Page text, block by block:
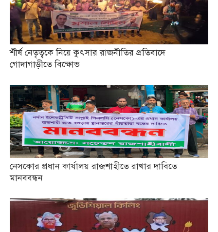
শীর্ষ নেতৃত্বকে নিয়ে কুৎসার রাজনীতির প্রতিবাদে
গোদাগাড়ীতে বিক্ষোভ
নেসকোর প্রধান কার্যালয় রাজশাহীতে রাখার দাবিতে
মানববন্ধন